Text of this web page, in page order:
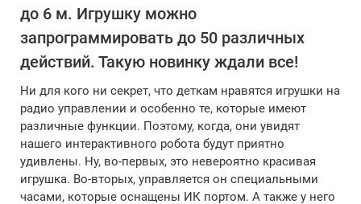
до 6 м. Игрушку можно
запрограммировать до 50 различных
действий. Такую новинку ждали все!
Ни для кого ни секрет, что деткам нравятся игрушки на
радио управлении и особенно те, которые имеют
различные функции. Поэтому, когда, они увидят
нашего интерактивного робота будут приятно
удивлены. Ну, во-первых, это невероятно красивая
игрушка. Во-вторых, управляется он специальными
часами, которые оснащены ИК портом. А также у него